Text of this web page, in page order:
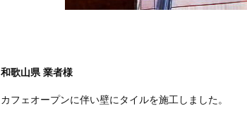
和歌山県 業者様
カフェオープンに伴い壁にタイルを施工しました。